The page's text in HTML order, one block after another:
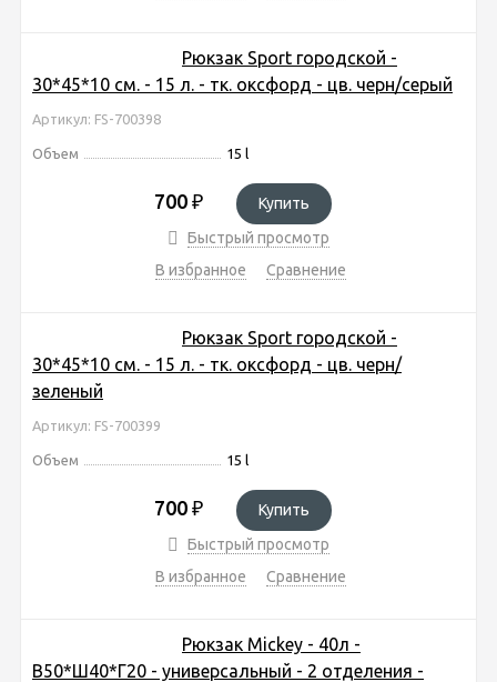
Рюкзак Sport городской -
30*45*10 см. - 15 л. - тк. оксфорд - цв. черн/серый
Артикул: FS-700398
Объем 15 l
700 ₽
Купить
Быстрый просмотр
В избранное
Сравнение
Рюкзак Sport городской -
30*45*10 см. - 15 л. - тк. оксфорд - цв. черн/
зеленый
Артикул: FS-700399
Объем 15 l
700 ₽
Купить
Быстрый просмотр
В избранное
Сравнение
Рюкзак Mickey - 40л -
В50*Ш40*Г20 - универсальный - 2 отделения -